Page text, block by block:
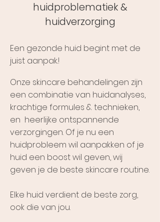
huidproblematiek &
huidverzorging
Een gezonde huid begint met de
juist aanpak.!
Onze skincare behandelingen zijn
een combinatie van huidanalyses,
krachtige formules & technieken,
en heerlijke ontspannende
verzorgingen. Of je nu een
huidprobleem wil aanpakken of je
huid een boost wil geven, wij
geven je de beste skincare routine.
Elke huid verdient de beste zorg,
ook die van jou.